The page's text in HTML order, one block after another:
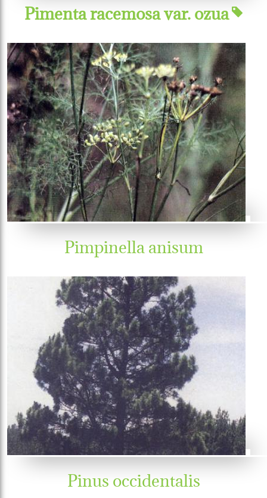
Pimenta racemosa var. ozua
Pimpinella anisum
Pinus occidentalis